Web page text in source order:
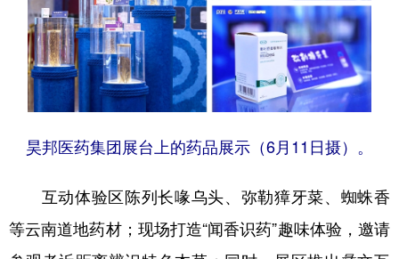
昊邦医药集团展台上的药品展示（6月11日摄）。
互动体验区陈列长喙乌头、弥勒獐牙菜、蜘蛛香
等云南道地药材；现场打造“闻香识药”趣味体验，邀请